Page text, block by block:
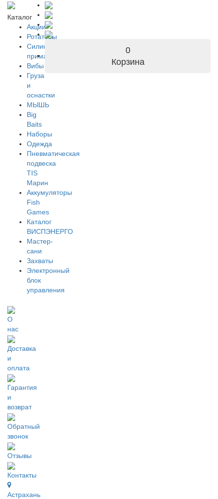
Каталог
Акции
Ротаторы
Силиконовые
приманки
Вибы
Груза
и
оснастки
МЫШЬ
Big
Baits
Наборы
Одежда
Пневматическая
подвеска
TIS
Марин
Аккумуляторы
Fish
Games
Каталог
ВИСПЭНЕРГО
Мастер-
сани
Захваты
Электронный
блок
управления
О
нас
Доставка
и
оплата
Гарантия
и
возврат
Обратный
звонок
Отзывы
Контакты
Астрахань
0
Корзина